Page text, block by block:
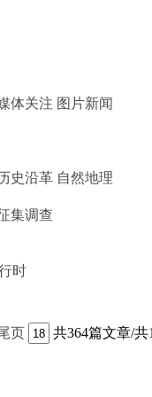
体关注 图片新闻
史沿革 自然地理
集调查
时
页 共364篇文章/共